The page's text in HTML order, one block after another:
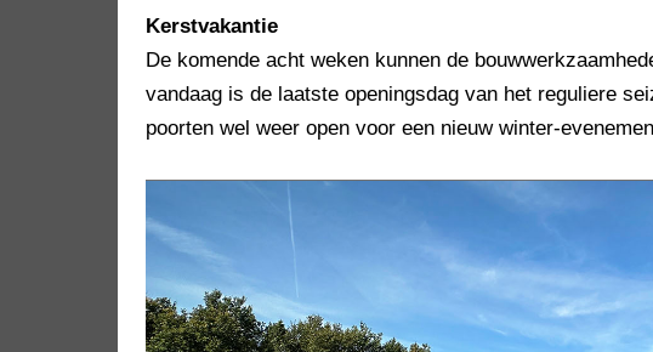
Kerstvakantie
De komende acht weken kunnen de
vandaag is de laatste openingsdag van het reguliere
poorten wel weer open voor een nieuw winter-